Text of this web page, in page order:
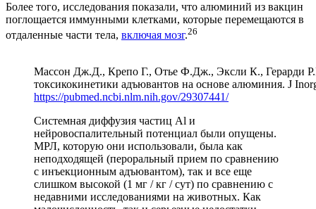
Более того, исследования показали, что алюминий из вакцин
поглощается иммунными клетками, которые перемещаются в
отдаленные части тела, включая мозг.26
Массон Дж.Д., Крепо Г., Отье Ф.Дж., Эксли К., Герарди
токсикокинетики адъювантов на основе алюминия. J
https://pubmed.ncbi.nlm.nih.gov/29307441/
Системная диффузия частиц Al и
нейровоспалительный потенциал были опущены.
МРЛ, которую они использовали, была как
неподходящей (пероральный прием по сравнению
с инъекционным адъювантом), так и все еще
слишком высокой (1 мг / кг / сут) по сравнению с
недавними исследованиями на животных. Как